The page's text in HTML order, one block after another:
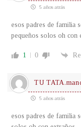
5 años atrás
esos padres de familia
pequeños solos oh con
1 0
TU
5 años atrás
esos padres de familia